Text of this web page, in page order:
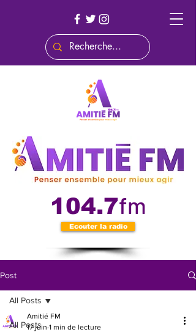
104.7fm
Ecouter la radio
Post
All Posts
All Posts
Amitié FM
17 juin 1 min de lecture